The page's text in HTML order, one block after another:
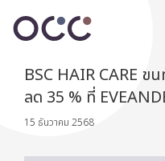
BSC HAIR CARE
ลด 35 % ที่
15 ธันวาคม 2568